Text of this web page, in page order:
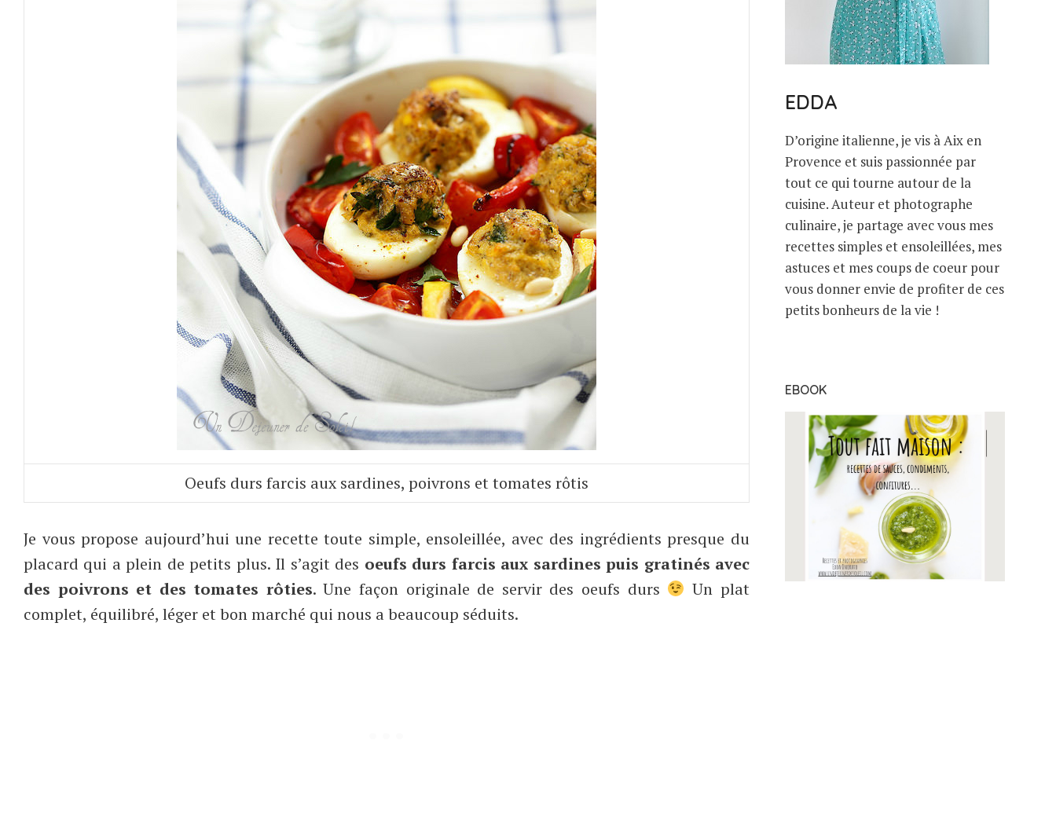
Oeufs durs farcis aux sardines, poivrons et tomates rôtis
Je vous propose aujourd’hui une recette toute simple, ensoleillée, avec des ingrédients presque du
placard qui a plein de petits plus. Il s’agit des oeufs durs farcis aux sardines puis gratinés avec
des poivrons et des tomates rôties. Une façon originale de servir des oeufs durs
Un plat
complet, équilibré, léger et bon marché qui nous a beaucoup séduits.
EDDA
D’origine italienne, je vis à Aix en
Provence et suis passionnée par
tout ce qui tourne autour de la
cuisine. Auteur et photographe
culinaire, je partage avec vous mes
recettes simples et ensoleillées, mes
astuces et mes coups de coeur pour
vous donner envie de profiter de ces
petits bonheurs de la vie !
EBOOK